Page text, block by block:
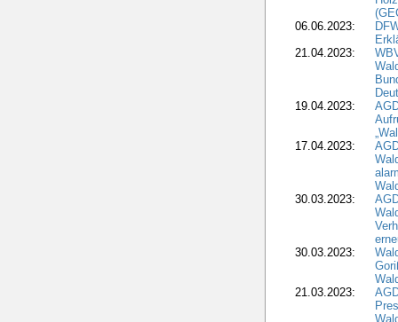
06.06.2023:
21.04.2023:
19.04.2023:
17.04.2023:
30.03.2023:
30.03.2023:
21.03.2023: